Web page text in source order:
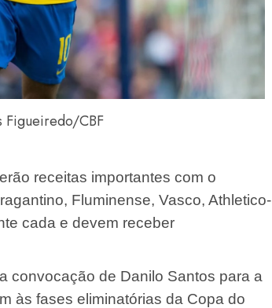
Figueiredo/CBF
receitas importantes com o
Fluminense, Vasco, Athletico-
cada e devem receber
convocação de Danilo Santos para a
às fases eliminatórias da Copa do